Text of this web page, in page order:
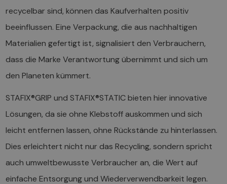
recycelbar sind, können das Kaufverhalten positiv
beeinflussen. Eine Verpackung, die aus nachhaltigen
Materialien gefertigt ist, signalisiert den Verbrauchern,
dass die Marke Verantwortung übernimmt und sich um
den Planeten kümmert.
STAFIX®GRIP und STAFIX®STATIC bieten hier innovative
Lösungen, da sie ohne Klebstoff auskommen und sich
leicht entfernen lassen, ohne Rückstände zu hinterlassen.
Dies erleichtert nicht nur das Recycling, sondern spricht
auch umweltbewusste Verbraucher an, die Wert auf
einfache Entsorgung und Wiederverwendbarkeit legen.